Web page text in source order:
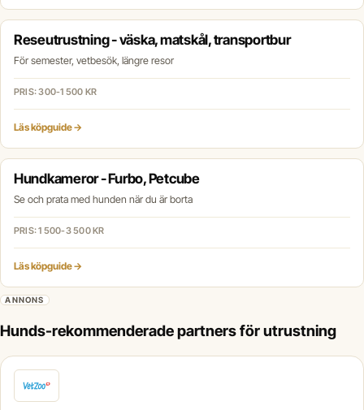
Reseutrustning - väska, matskål, transportbur
För semester, vetbesök, längre resor
PRIS: 300-1 500 KR
Läs köpguide →
Hundkameror - Furbo, Petcube
Se och prata med hunden när du är borta
PRIS: 1 500-3 500 KR
Läs köpguide →
ANNONS
Hunds-rekommenderade partners för utrustning